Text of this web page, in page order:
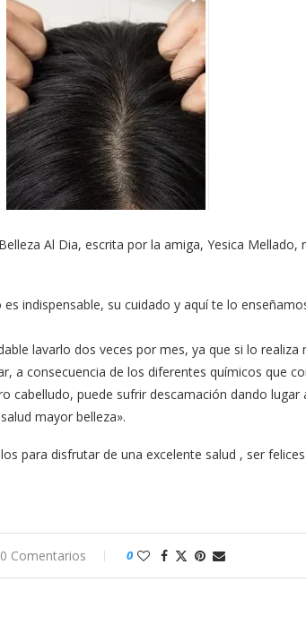
Al Dia, escrita por la amiga, Yesica
indispensable, su cuidado y aquí te lo
lavarlo dos veces por mes, ya que si lo realiza
a consecuencia de los diferentes químicos que
cabelludo, puede sufrir descamación dando lugar
mayor belleza».
para disfrutar de una excelente salud , ser
0 Comentarios 0